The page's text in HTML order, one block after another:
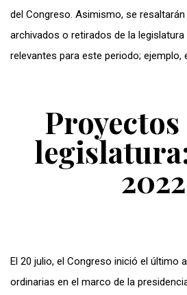
del Congreso. Asimismo, se
archivados o retirados de la
relevantes para este periodo; ejemplo,
Proyectos
2022
El 20 julio, el Congreso inició el último
ordinarias en el marco de la